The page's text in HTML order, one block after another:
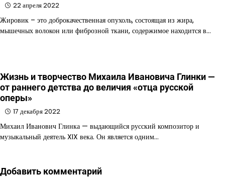
22 апреля 2022
Жировик – это доброкачественная опухоль, состоящая из жира,
мышечных волокон или фиброзной ткани, содержимое находится в…
Жизнь и творчество Михаила Ивановича Глинки —
от раннего детства до величия «отца русской
оперы»
17 декабря 2022
Михаил Иванович Глинка — выдающийся русский композитор и
музыкальный деятель XIX века. Он является одним…
Добавить комментарий